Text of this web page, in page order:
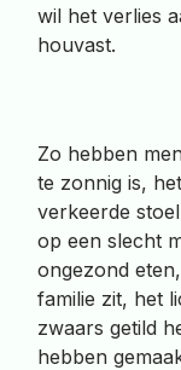
wil het verlies
houvast.
Zo hebben
te zonnig is,
verkeerde
op een slecht
ongezond
familie zit, het
zwaars getild
hebben